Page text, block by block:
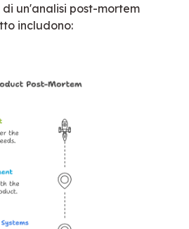
un'analisi post-mortem
includono: